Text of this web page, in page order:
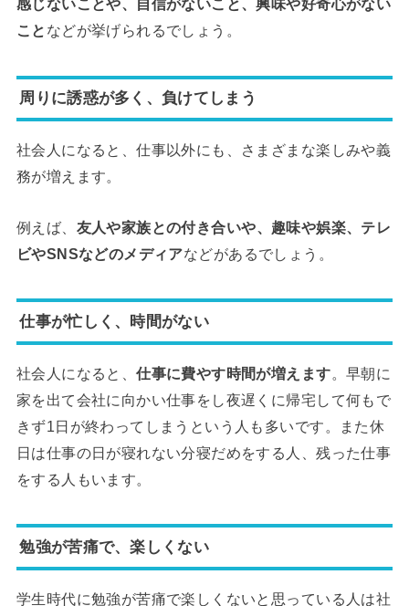
感じないことや、自信がないこと、興味や好奇心がない
こと などが挙げられるでしょう。
周りに誘惑が多く、負けてしまう
社会人になると、仕事以外にも、さまざまな楽しみや義
務が増えます。
例えば、 友人や家族との付き合いや、趣味や娯楽、テレ
ビやSNSなどのメディアなどがあるでしょう。
仕事が忙しく、時間がない
社会人になると、仕事に費やす時間が増えます。早朝に
家を出て会社に向かい仕事をし夜遅くに帰宅して何もで
きず1日が終わってしまうという人も多いです。また休
日は仕事の日が寝れない分寝だめをする人、残った仕事
をする人もいます。
勉強が苦痛で、楽しくない
学生時代に勉強が苦痛で楽しくないと思っている人は社